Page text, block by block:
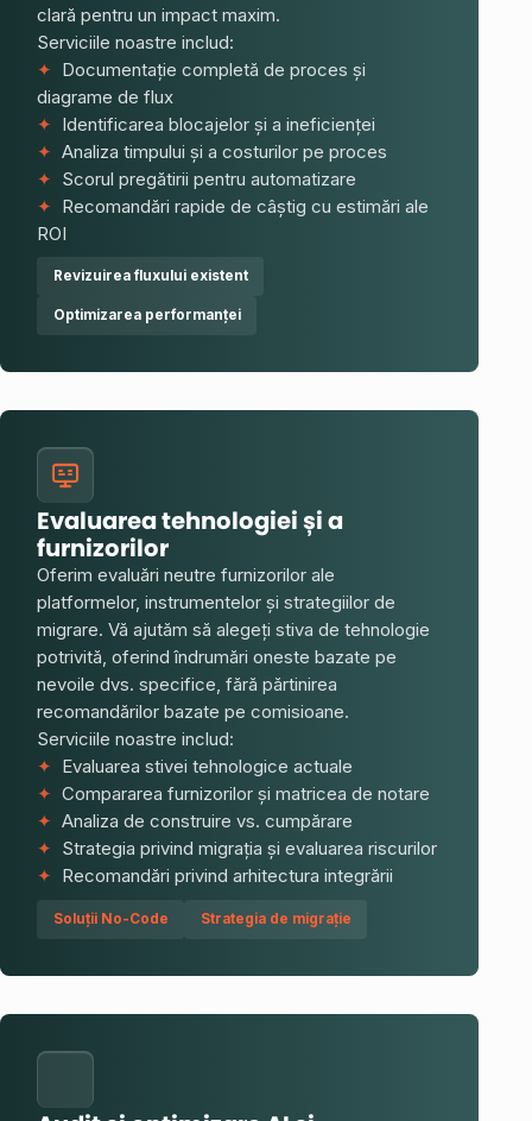
clară pentru un impact maxim.
Serviciile noastre includ:
✦
Documentație completă de proces și
diagrame de flux
✦
Identificarea blocajelor și a ineficienței
✦ Analiza timpului și a costurilor pe proces
✦
Scorul pregătirii pentru automatizare
✦
Recomandări rapide de câștig cu estimări ale
ROI
Revizuirea fluxului existent
Optimizarea performanței
Evaluarea tehnologiei și a
furnizorilor
Oferim evaluări neutre furnizorilor ale
platformelor, instrumentelor și strategiilor de
migrare. Vă ajutăm să alegeți stiva de tehnologie
potrivită, oferind îndrumări oneste bazate pe
nevoile dvs. specifice, fără părtinirea
recomandărilor bazate pe comisioane.
Serviciile noastre includ:
✦
Evaluarea stivei tehnologice actuale
✦ Compararea furnizorilor și matricea de notare
✦ Analiza de construire vs. cumpărare
✦
Strategia privind migrația și evaluarea riscurilor
✦
Recomandări privind arhitectura integrării
Soluții No-Code Strategia de migrație